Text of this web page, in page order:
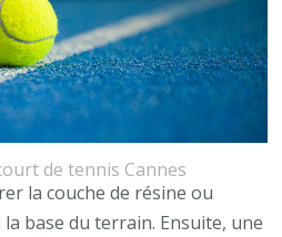
de tennis Cannes
la couche de résine ou
base du terrain. Ensuite, une